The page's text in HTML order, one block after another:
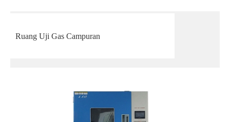
Ruang Uji Gas Campuran